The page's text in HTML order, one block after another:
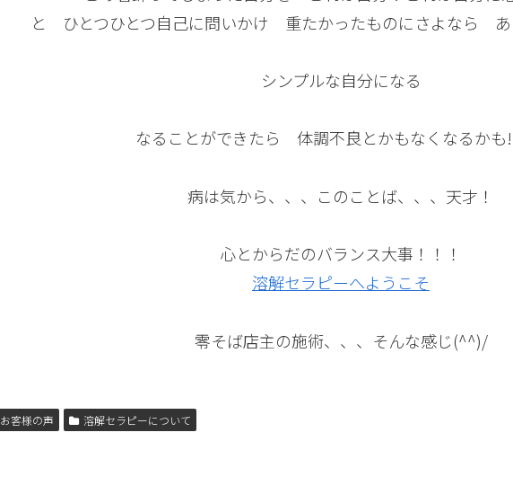
と ひとつひとつ自己に問いかけ 重たかったものにさよなら あ
シンプルな自分になる
なることができたら 体調不良とかもなくなるか
病は気から、、、このことば、、、天才！
心とからだのバランス大事！！！
溶解セラピーへようこそ
零そば店主の施術、、、そんな感じ(^^)/
お客様の声 溶解セラピーについて